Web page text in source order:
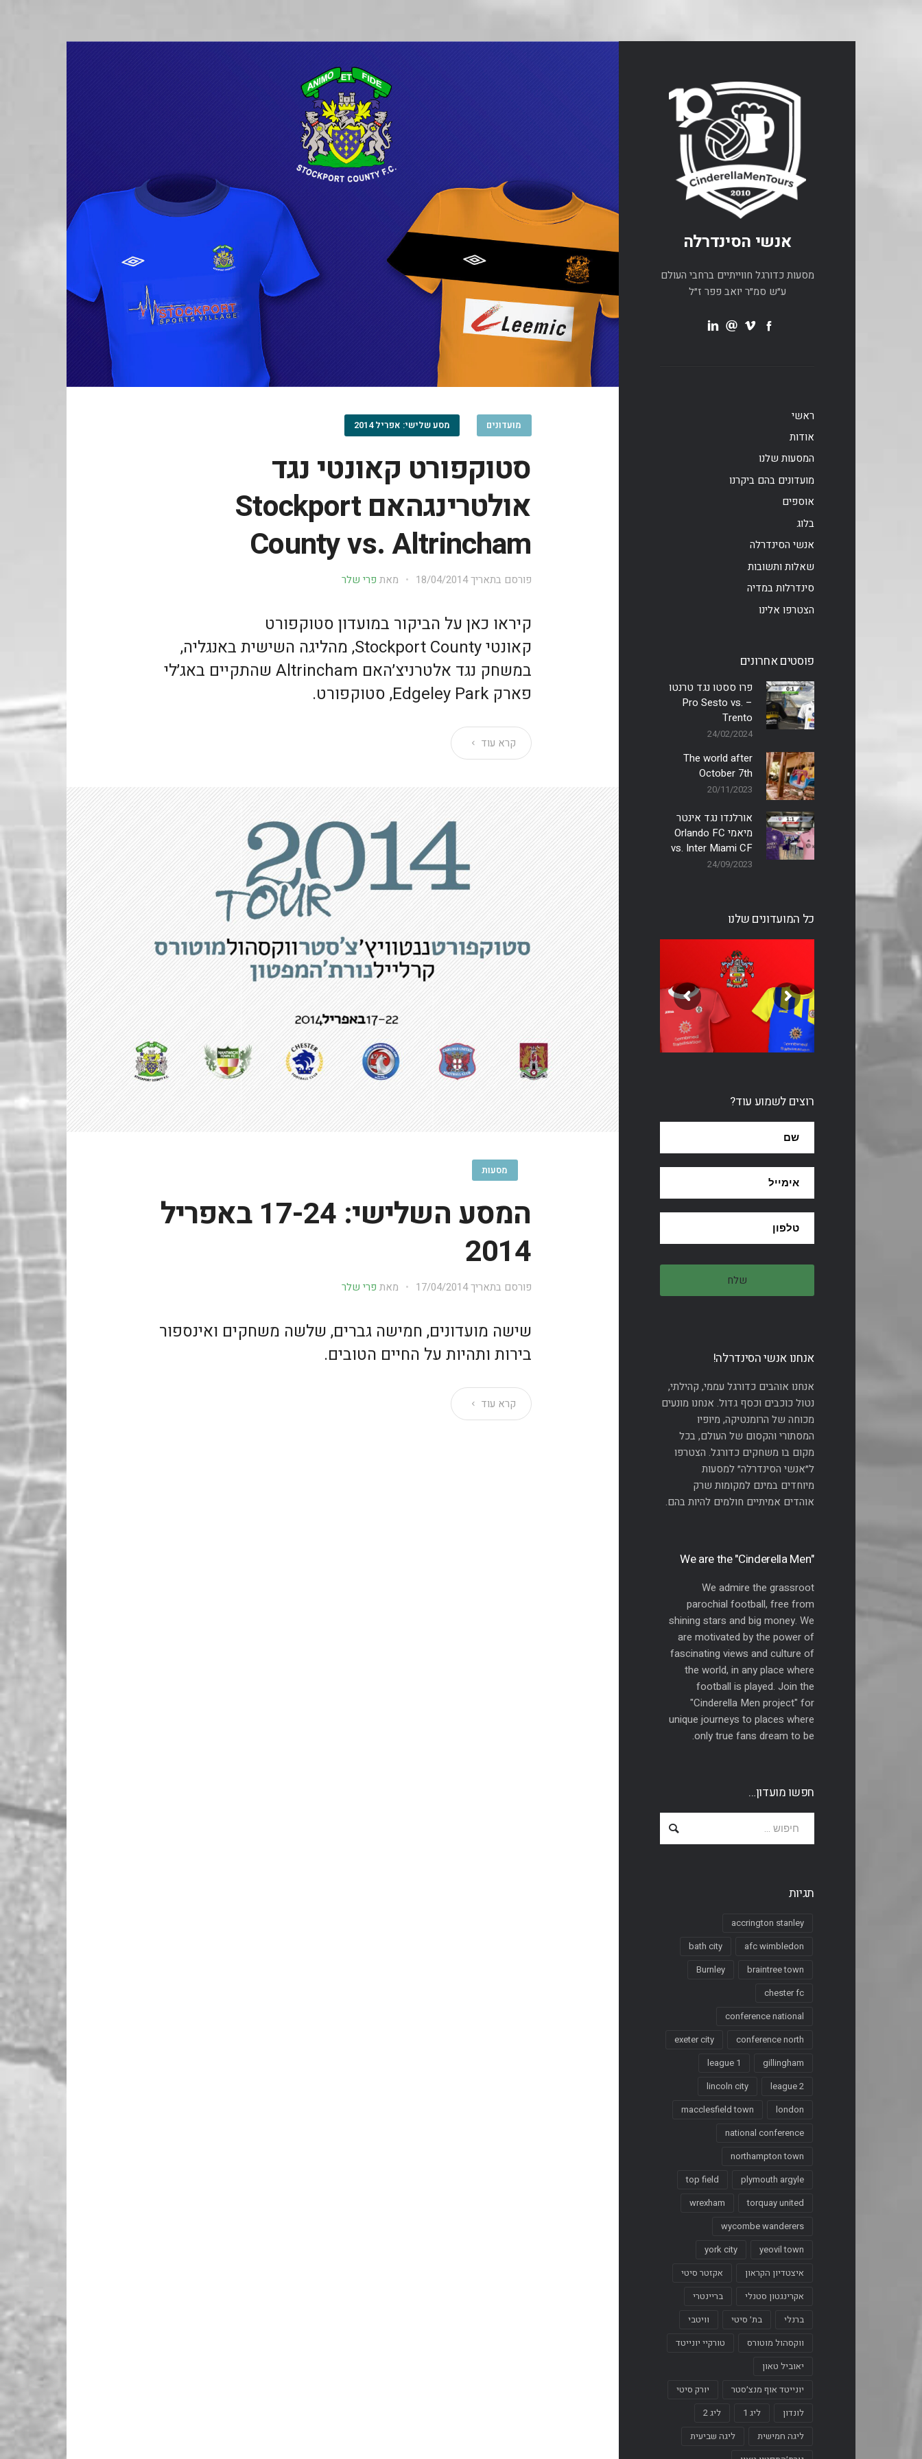
אנשי הסינדרלה
מסעות כדורגל חווייתיים ברחבי העולם
ע״ש סמ״ר יואב פפר ז״ל
ראשי
אודות
המסעות שלנו
מועדונים בהם ביקרנו
אוספים
בלוג
אנשי הסינדרלה
שאלות ותשובות
סינדרלות במדיה
הצטרפו אלינו
פוסטים אחרונים
פרו ססטו נגד טרנטו
– Pro Sesto vs.
Trento
24/02/2024
The world after
October 7th
20/11/2023
אורלנדו נגד אינטר
מיאמי Orlando FC
vs. Inter Miami CF
24/09/2023
כל המועדונים שלנו
רוצים לשמוע עוד?
אנחנו אנשי הסינדרלה!
אנחנו אוהבים כדורגל עממי, קהילתי,
נטול כוכבים וכסף גדול. אנחנו מונעים
מכוחה של הרומנטיקה, מיופיו
המסתורי והקסום של העולם, בכל
מקום בו משחקים כדורגל. הצטרפו
ל״אנשי הסינדרלה״ למסעות
מיוחדים במינם למקומות שרק
אוהדים אמיתיים חולמים להיות בהם.
"We are the "Cinderella Men
We admire the grassroot
parochial football, free from
shining stars and big money. We
are motivated by the power of
fascinating views and culture of
the world, in any place where
football is played. Join the
"Cinderella Men project" for
unique journeys to places where
only true fans dream to be.
חפשו מועדון…
תגיות
accrington stanley
afc wimbledon
bath city
braintree town
Burnley
chester fc
conference national
conference north
exeter city
gillingham
league 1
league 2
lincoln city
london
macclesfield town
national conference
northampton town
plymouth argyle
top field
torquay united
wrexham
wycombe wanderers
yeovil town
york city
איצטדיון הקראון
אקזטר סיטי
אקרינגטון סטנלי
בריינטרי
ברנלי
בת׳ סיטי
וויטבי
ווקסהול מוטורס
טורקיי יונייטד
יאוביל טאון
יונייטד אוף מנצ׳סטר
יורק סיטי
לונדון
ליג 1
ליג 2
ליגה חמישית
ליגה שביעית
מועדונים מסע שלישי: אפריל 2014
סטוקפורט קאונטי נגד
אולטרינגהאם Stockport
County vs. Altrincham
פורסם בתאריך18/04/2014 מאת פרי שלר
קיראו כאן על הביקור במועדון סטוקפורט
קאונטי Stockport County, מהליגה השישית באנגליה,
במשחק נגד אלטרניצ׳האם Altrincham שהתקיים באג׳לי
פארק Edgeley Park, סטוקפורט.
קרא עוד
מסעות
המסע השלישי: 17-24 באפריל
2014
פורסם בתאריך17/04/2014 מאת פרי שלר
שישה מועדונים, חמישה גברים, שלשה משחקים ואינספור
בירות ותהיות על החיים הטובים.
קרא עוד